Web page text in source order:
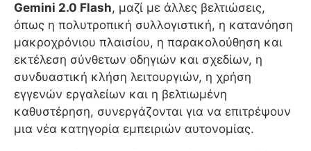
Gemini 2.0 Flash, μαζί με άλλες βελτιώσεις,
όπως η πολυτροπική συλλογιστική, η κατανόηση
μακροχρόνιου πλαισίου, η παρακολούθηση και
εκτέλεση σύνθετων οδηγιών και σχεδίων, η
συνδυαστική κλήση λειτουργιών, η χρήση
εγγενών εργαλείων και η βελτιωμένη
καθυστέρηση, συνεργάζονται για να επιτρέψουν
μια νέα κατηγορία εμπειριών αυτονομίας.